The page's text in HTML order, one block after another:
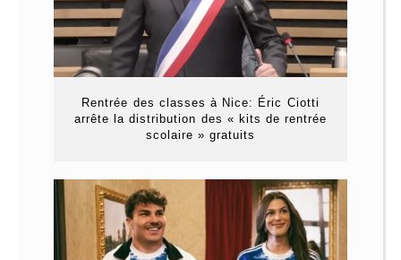
Rentrée des classes à Nice: Éric Ciotti
arrête la distribution des « kits de rentrée
scolaire » gratuits